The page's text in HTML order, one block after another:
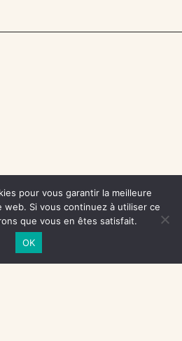
pour vous garantir la meilleure
Si vous continuez à utiliser ce
que vous en êtes satisfait.
OK